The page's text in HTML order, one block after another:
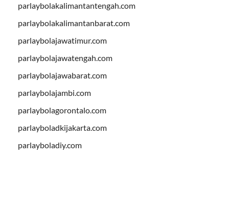
parlaybolakalimantantengah.com
parlaybolakalimantanbarat.com
parlaybolajawatimur.com
parlaybolajawatengah.com
parlaybolajawabarat.com
parlaybolajambi.com
parlaybolagorontalo.com
parlayboladkijakarta.com
parlayboladiy.com